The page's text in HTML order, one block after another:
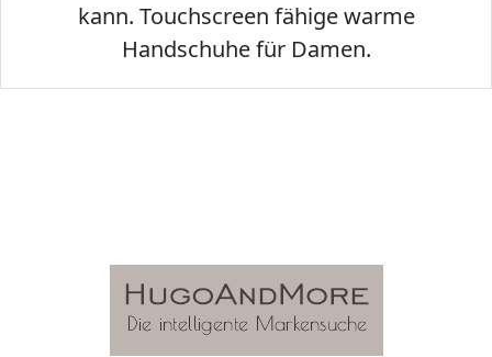
kann. Touchscreen fähige warme
Handschuhe für Damen.